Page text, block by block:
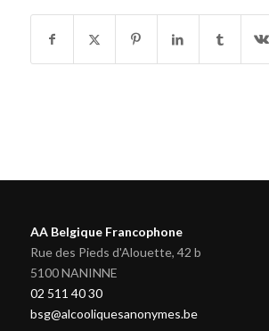
AA Belgique Francophone
Rue des Pieds d'Alouette, 42 b
5100 NANINNE
02 511 40 30
bsg@alcooliquesanonymes.be